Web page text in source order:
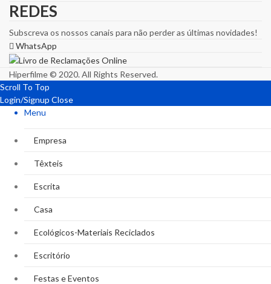
REDES
Subscreva os nossos canais para não perder as últimas novidades!
WhatsApp
Hiperfilme © 2020. All Rights Reserved.
Scroll To Top
Login/Signup Close
Menu
Empresa
Têxteis
Escrita
Casa
Ecológicos-Materiais Reciclados
Escritório
Festas e Eventos